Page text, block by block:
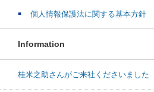
個人情報保護法に関する基本方針
Information
桂米之助さんがご来社くださいました